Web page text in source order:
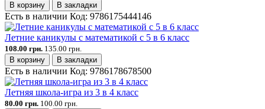
В корзину
В закладки
Есть в наличии Код: 9786175444146
Летние каникулы с математикой с 5 в 6 класс
108.00 грн. 135.00 грн.
В корзину
В закладки
Есть в наличии Код: 9786178678500
Летняя школа-игра из 3 в 4 класс
80.00 грн. 100.00 грн.